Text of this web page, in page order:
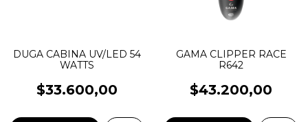
DUGA CABINA UV/LED 54
WATTS
$33.600,00
GAMA CLIPPER RACE
R642
$43.200,00